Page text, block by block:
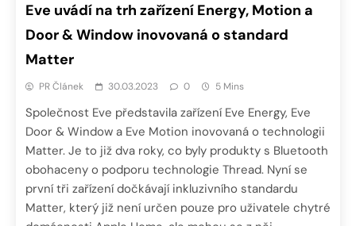
Eve uvádí na trh zařízení Energy, Motion a
Door & Window inovovaná o standard
Matter
PR Článek 30.03.2023 0 5 Mins
Společnost Eve představila zařízení Eve Energy, Eve
Door & Window a Eve Motion inovovaná o technologii
Matter. Je to již dva roky, co byly produkty s Bluetooth
obohaceny o podporu technologie Thread. Nyní se
první tři zařízení dočkávají inkluzivního standardu
Matter, který již není určen pouze pro uživatele chytré